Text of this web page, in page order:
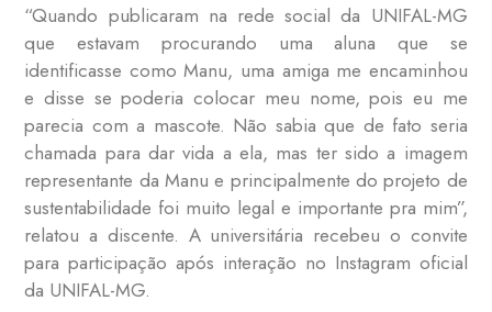
“Quando publicaram na rede social da UNIFAL-MG
que estavam procurando uma aluna que se
identificasse como Manu, uma amiga me encaminhou
e disse se poderia colocar meu nome, pois eu me
parecia com a mascote. Não sabia que de fato seria
chamada para dar vida a ela, mas ter sido a imagem
representante da Manu e principalmente do projeto de
sustentabilidade foi muito legal e importante pra mim”,
relatou a discente. A universitária recebeu o convite
para participação após interação no Instagram oficial
da UNIFAL-MG.